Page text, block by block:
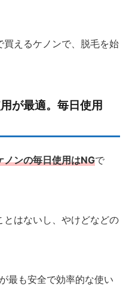
えるケノンで、脱毛を始
が最適。毎日使用
ノンの毎日使用はNGで
はないし、やけどなどの
最も安全で効率的な使い